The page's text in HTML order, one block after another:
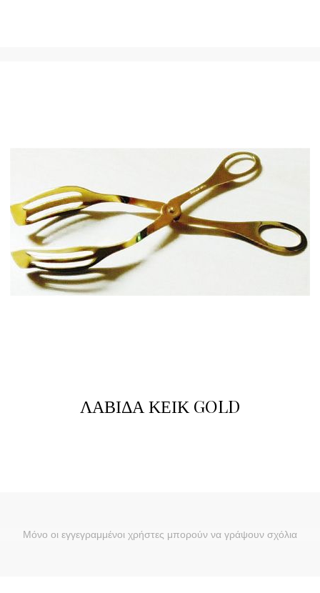
ΛΑΒΙΔΑ ΚΕΙΚ GOLD
Μόνο οι εγγεγραμμένοι χρήστες μπορούν να γράψουν σχόλια